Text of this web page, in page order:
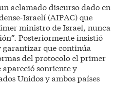
aclamado discurso dado en
Israelí (AIPAC) que
ministro de Israel, nunca
Posteriormente insistió
garantizar que continúa
del protocolo el primer
apareció sonriente y
Unidos y ambos países